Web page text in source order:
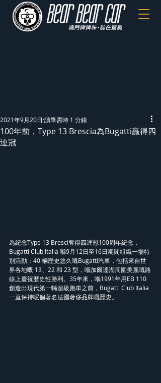
100年前，Type 13 Brescia為Bugatti贏得四
連冠
2021年9月20日 讀畢需時 1 分鐘
為紀念Type 13 Bresci奪得四連冠100周年紀念，
Bugatti Club Italia 喺9月12日至16日期間組織一場特
別活動：40 輛歷史悠久嘅Bugatti汽車，包括來自世
界各地嘅 13、22 和 23 型，喺加爾達湖周圍美麗嘅路
線上慶祝歷史性勝利。35年來，喺1991年用EB 110
創造出現代第一輛超級跑車之前，Bugatti Club Italia
一直保持呢個著名法國奢侈品牌嘅歷史。